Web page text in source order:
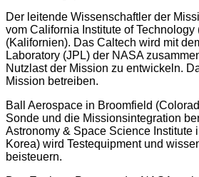
Der leitende Wissenschaftler der
vom California Institute of
(Kalifornien). Das Caltech wird mit
Laboratory (JPL) der NASA
Nutzlast der Mission zu entwickeln.
Mission betreiben.
Ball Aerospace in Broomfield
Sonde und die Missionsintegration
Astronomy & Space Science Institute
Korea) wird Testequipment und
beisteuern.